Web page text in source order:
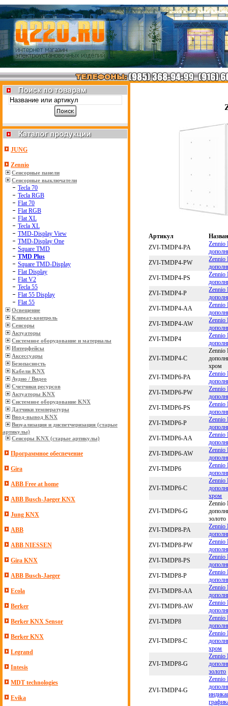
JUNG
Zennio
Сенсорные панели
Сенсорные выключатели
Tecla 70
Tecla RGB
Flat 70
Flat RGB
Flat XL
Tecla XL
TMD-Display View
TMD-Display One
Square TMD
TMD Plus
Square TMD-Display
Flat Display
Flat V2
Tecla 55
Flat 55 Display
Flat 55
Освещение
Климат-контроль
Сенсоры
Актуаторы
Системное оборудование и материалы
Интерфейсы
Аксессуары
Безопасность
Кабели KNX
Аудио / Видео
Счетчики ресурсов
Актуаторы KNX
Системное оборудование KNX
Датчики температуры
Ввод-вывод KNX
Визуализация и диспетчеризация (старые
артикулы)
Сенсоры KNX (старые артикулы)
Программное обеспечение
Gira
ABB Free at home
ABB Busch-Jaeger KNX
Jung KNX
ABB
ABB NIESSEN
Gira KNX
ABB Busch-Jaeger
Ecola
Berker
Berker KNX Sensor
Berker KNX
Legrand
Intesis
MDT technologies
Evika
Артикул
ZVI-TMDP4-PA
Zennio
ZVI-TMDP4-PW
Zennio
ZVI-TMDP4-PS
Zennio
ZVI-TMDP4-P
Zennio
ZVI-TMDP4-AA
Zennio
ZVI-TMDP4-AW
Zennio
ZVI-TMDP4
Zennio
ZVI-TMDP4-C
Zennio
хром
ZVI-TMDP6-PA
Zennio
ZVI-TMDP6-PW
Zennio
ZVI-TMDP6-PS
Zennio
ZVI-TMDP6-P
Zennio
ZVI-TMDP6-AA
Zennio
ZVI-TMDP6-AW
Zennio
ZVI-TMDP6
Zennio
ZVI-TMDP6-C
Zennio
хром
ZVI-TMDP6-G
Zennio
золото
ZVI-TMDP8-PA
Zennio
ZVI-TMDP8-PW
Zennio
ZVI-TMDP8-PS
Zennio
ZVI-TMDP8-P
Zennio
ZVI-TMDP8-AA
Zennio
ZVI-TMDP8-AW
Zennio
ZVI-TMDP8
Zennio
ZVI-TMDP8-C
Zennio
хром
ZVI-TMDP8-G
Zennio
золото
ZVI-TMDP4-G
Zennio